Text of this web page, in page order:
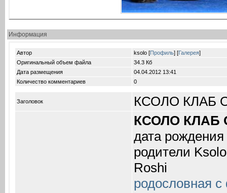
Информация
Автор ksolo [Профиль] [Галерея]
Оригинальный объем файла
34.3 Кб
Дата размещения
04.04.2012 13:41
Количество комментариев
0
Заголовок КСОЛО КЛАБ
КСОЛО КЛАБ
дата
родители
Roshi
родословная